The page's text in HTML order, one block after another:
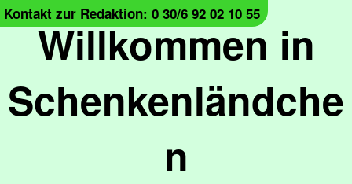
Willkommen in
Schenkenländche
n
Kontakt zur Redaktion: 0 30/6 92 02 10 55